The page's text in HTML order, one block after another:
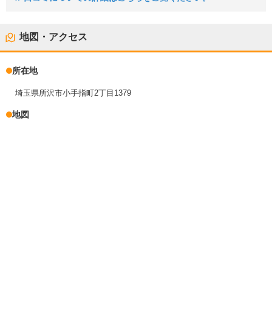
地図・アクセス
所在地
埼玉県所沢市小手指町2丁目1379
地図